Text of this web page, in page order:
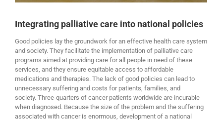
Integrating palliative care into national policies
Good policies lay the groundwork for an effective health care system
and society. They facilitate the implementation of palliative care
programs aimed at providing care for all people in need of these
services, and they ensure equitable access to affordable
medications and therapies. The lack of good policies can lead to
unnecessary suffering and costs for patients, families, and
society. Three-quarters of cancer patients worldwide are incurable
when diagnosed. Because the size of the problem and the suffering
associated with cancer is enormous, development of a national